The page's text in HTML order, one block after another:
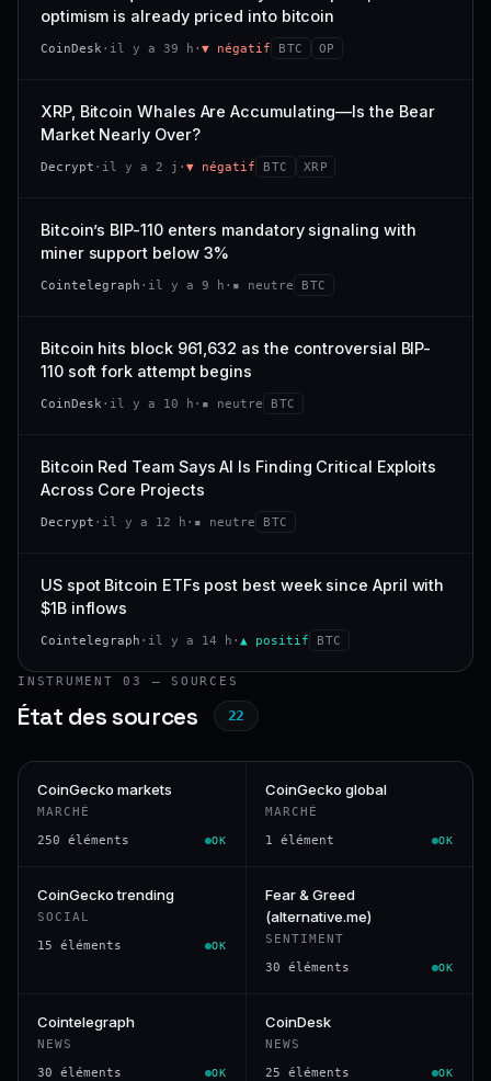
CONFIANCE
VAR. 7 J VAR. 30 J
CONFIANCE
momentum 24 h dégradé (+0,0 %), volume 24 h atone
(0,9 % de sa capitalisation échangés).
538 M$ 4,7 M$
−2,9 % −1,9 %
−50,0 % #93
CONFIANCE
optimism is already priced into bitcoin
CoinDesk · il y a 39 h · ▼ négatif BTC OP
XRP, Bitcoin Whales Are Accumulating—Is the Bear
Market Nearly Over?
Decrypt · il y a 2 j · ▼ négatif BTC XRP
Bitcoin’s BIP-110 enters mandatory signaling with
miner support below 3%
Cointelegraph · il y a 9 h · ▪ neutre BTC
Bitcoin hits block 961,632 as the controversial BIP-
110 soft fork attempt begins
CoinDesk · il y a 10 h · ▪ neutre BTC
Bitcoin Red Team Says AI Is Finding Critical Exploits
Across Core Projects
Decrypt · il y a 12 h · ▪ neutre BTC
US spot Bitcoin ETFs post best week since April with
$1B inflows
Cointelegraph · il y a 14 h · ▲ positif BTC
INSTRUMENT 03 — SOURCES
État des sources 22
CoinGecko markets
MARCHÉ
250 éléments OK
CoinGecko global
MARCHÉ
1 élément OK
CoinGecko trending
SOCIAL
15 éléments OK
Fear & Greed
(alternative.me)
SENTIMENT
30 éléments OK
Cointelegraph
NEWS
30 éléments OK
CoinDesk
NEWS
25 éléments OK